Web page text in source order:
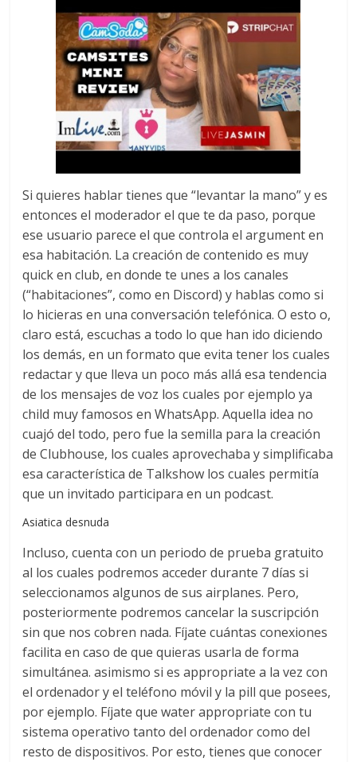
Si quieres hablar tienes que “levantar la mano” y es
entonces el moderador el que te da paso, porque
ese usuario parece el que controla el argument en
esa habitación. La creación de contenido es muy
quick en club, en donde te unes a los canales
(“habitaciones”, como en Discord) y hablas como si
lo hicieras en una conversación telefónica. O esto o,
claro está, escuchas a todo lo que han ido diciendo
los demás, en un formato que evita tener los cuales
redactar y que lleva un poco más allá esa tendencia
de los mensajes de voz los cuales por ejemplo ya
child muy famosos en WhatsApp. Aquella idea no
cuajó del todo, pero fue la semilla para la creación
de Clubhouse, los cuales aprovechaba y simplificaba
esa característica de Talkshow los cuales permitía
que un invitado participara en un podcast.
Asiatica desnuda
Incluso, cuenta con un periodo de prueba gratuito
al los cuales podremos acceder durante 7 días si
seleccionamos algunos de sus airplanes. Pero,
posteriormente podremos cancelar la suscripción
sin que nos cobren nada. Fíjate cuántas conexiones
facilita en caso de que quieras usarla de forma
simultánea. asimismo si es appropriate a la vez con
el ordenador y el teléfono móvil y la pill que posees,
por ejemplo. Fíjate que water appropriate con tu
sistema operativo tanto del ordenador como del
resto de dispositivos. Por esto, tienes que conocer